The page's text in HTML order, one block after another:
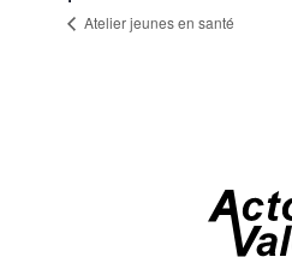
Atelier jeunes en santé